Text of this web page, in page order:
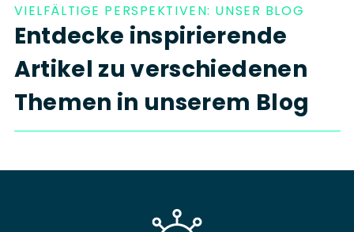
VIELFÄLTIGE PERSPEKTIVEN: UNSER BLOG
Entdecke inspirierende
Artikel zu verschiedenen
Themen in unserem Blog